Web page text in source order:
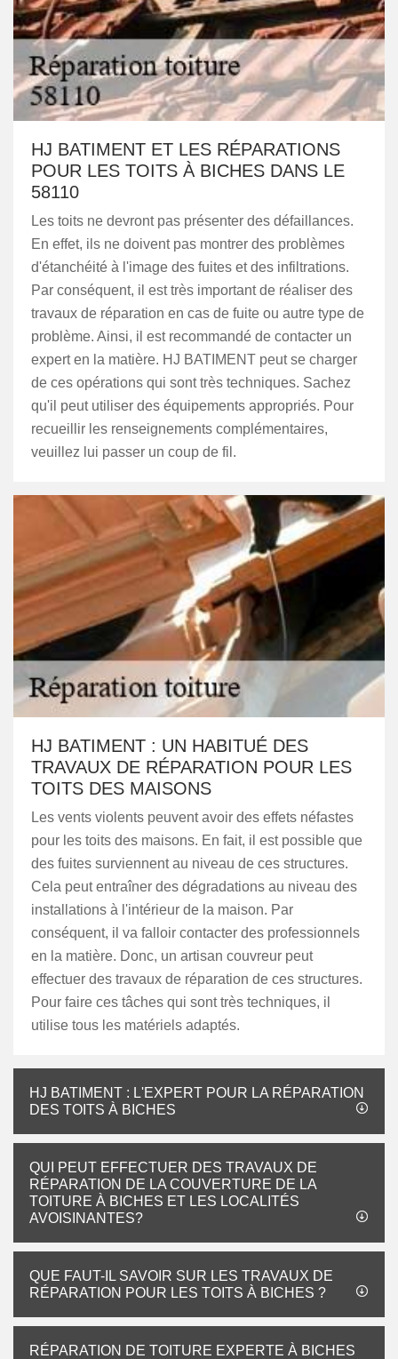
HJ BATIMENT ET LES RÉPARATIONS
POUR LES TOITS À BICHES DANS LE
58110
Les toits ne devront pas présenter des défaillances.
En effet, ils ne doivent pas montrer des problèmes
d'étanchéité à l'image des fuites et des infiltrations.
Par conséquent, il est très important de réaliser des
travaux de réparation en cas de fuite ou autre type de
problème. Ainsi, il est recommandé de contacter un
expert en la matière. HJ BATIMENT peut se charger
de ces opérations qui sont très techniques. Sachez
qu'il peut utiliser des équipements appropriés. Pour
recueillir les renseignements complémentaires,
veuillez lui passer un coup de fil.
HJ BATIMENT : UN HABITUÉ DES
TRAVAUX DE RÉPARATION POUR LES
TOITS DES MAISONS
Les vents violents peuvent avoir des effets néfastes
pour les toits des maisons. En fait, il est possible que
des fuites surviennent au niveau de ces structures.
Cela peut entraîner des dégradations au niveau des
installations à l'intérieur de la maison. Par
conséquent, il va falloir contacter des professionnels
en la matière. Donc, un artisan couvreur peut
effectuer des travaux de réparation de ces structures.
Pour faire ces tâches qui sont très techniques, il
utilise tous les matériels adaptés.
HJ BATIMENT : L'EXPERT POUR LA RÉPARATION
DES TOITS À BICHES
QUI PEUT EFFECTUER DES TRAVAUX DE
RÉPARATION DE LA COUVERTURE DE LA
TOITURE À BICHES ET LES LOCALITÉS
AVOISINANTES?
QUE FAUT-IL SAVOIR SUR LES TRAVAUX DE
RÉPARATION POUR LES TOITS À BICHES ?
RÉPARATION DE TOITURE EXPERTE À BICHES